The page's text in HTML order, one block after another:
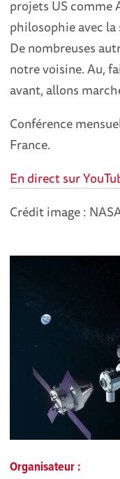
projets US comme
philosophie avec
De nombreuses
notre voisine. Au,
avant, allons
Conférence
France.
En direct sur
Crédit image :
Organisateur :